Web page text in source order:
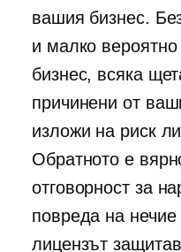
вашия бизнес.
и малко
бизнес, всяка
причинени от
изложи на риск
Обратното е
отговорност за
повреда на
лицензът